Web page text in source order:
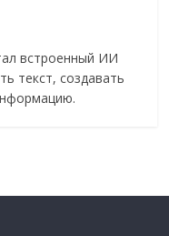
встроенный ИИ
текст, создавать